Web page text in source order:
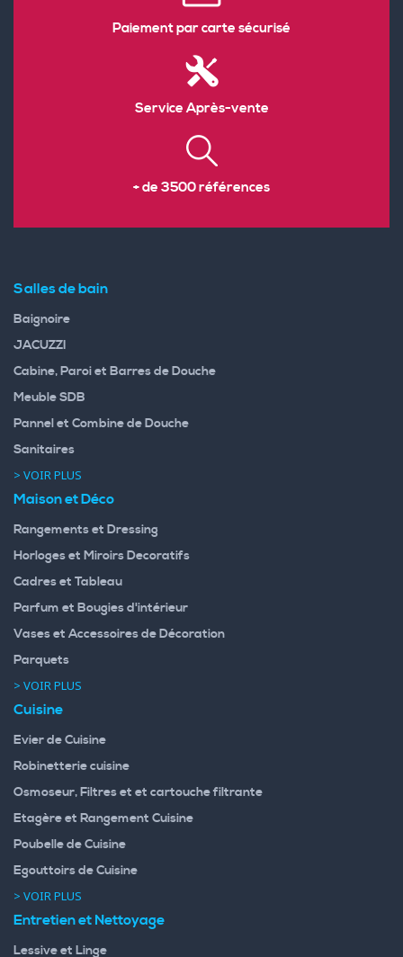
Paiement par carte sécurisé
Service Après-vente
+ de 3500 références
Salles de bain
Baignoire
JACUZZI
Cabine, Paroi et Barres de Douche
Meuble SDB
Pannel et Combine de Douche
Sanitaires
> VOIR PLUS
Maison et Déco
Rangements et Dressing
Horloges et Miroirs Decoratifs
Cadres et Tableau
Parfum et Bougies d'intérieur
Vases et Accessoires de Décoration
Parquets
> VOIR PLUS
Cuisine
Evier de Cuisine
Robinetterie cuisine
Osmoseur, Filtres et et cartouche filtrante
Etagère et Rangement Cuisine
Poubelle de Cuisine
Egouttoirs de Cuisine
> VOIR PLUS
Entretien et Nettoyage
Lessive et Linge